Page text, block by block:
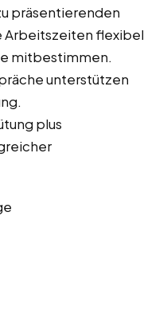
präsentierenden
Arbeitszeiten flexibel
mitbestimmen.
unterstützen
plus